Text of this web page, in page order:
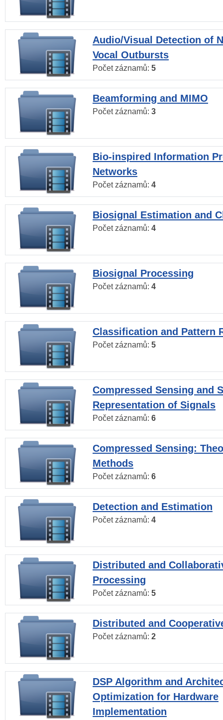
Audio/Visual Detection of
Vocal Outbursts
Počet záznamů: 5
Beamforming and MIMO
Počet záznamů: 3
Bio-inspired Information
Networks
Počet záznamů: 4
Biosignal Estimation and
Počet záznamů: 4
Biosignal Processing
Počet záznamů: 4
Classification and Pattern
Počet záznamů: 5
Compressed Sensing and
Representation of Signals
Počet záznamů: 6
Compressed Sensing:
Methods
Počet záznamů: 6
Detection and Estimation
Počet záznamů: 4
Distributed and
Processing
Počet záznamů: 5
Distributed and
Počet záznamů: 2
DSP Algorithm and
Optimization for Hardware
Implementation